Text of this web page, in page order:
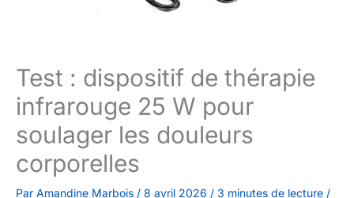
Test : dispositif de thérapie
infrarouge 25 W pour
soulager les douleurs
corporelles
Par Amandine Marbois / 8 avril 2026 / 3 minutes de lecture /